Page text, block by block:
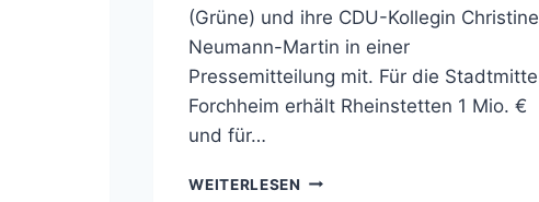
(Grüne) und ihre CDU-Kollegin Christine
Neumann-Martin in einer
Pressemitteilung mit. Für die Stadtmitte
Forchheim erhält Rheinstetten 1 Mio. €
und für…
WEITERLESEN PRESSEMITTEILUNG: